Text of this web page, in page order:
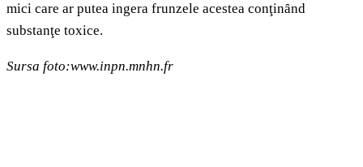
mici care ar putea ingera frunzele acestea conţinȃnd
substanţe toxice.
Sursa foto:www.inpn.mnhn.fr